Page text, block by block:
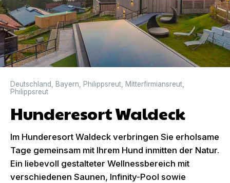
Deutschland Bayern Philippsreut Mitterfirmiansreut
Philippsreut
Hunderesort Waldeck
Im Hunderesort Waldeck verbringen Sie erholsame
Tage gemeinsam mit Ihrem Hund inmitten der Natur.
Ein liebevoll gestalteter Wellnessbereich mit
verschiedenen Saunen, Infinity-Pool sowie